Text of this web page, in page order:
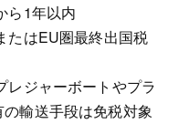
ら1年以内
たはEU圏最終出国税
レジャーボートやプラ
輸送手段は免税対象